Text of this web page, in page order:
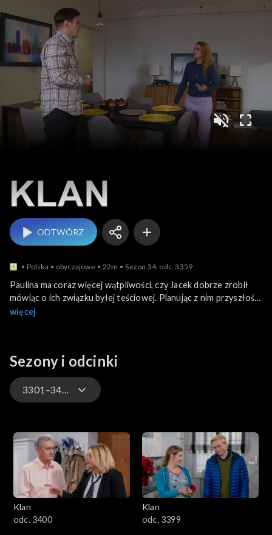
ODTWÓRZ
Polska obyczajowe 22m Sezon 34, odc. 3359
Paulina ma coraz więcej wątpliwości, czy Jacek dobrze zrobił
mówiąc o ich związku byłej teściowej. Planując z nim przyszłość,
nie może uwierzyć, że takie szczęście ją spotkało. Gabriela
więcej
Sezony i odcinki
3301–3400
4601–4700
4501–4600
4401–4500
Klan
odc. 3400
Klan
odc. 3399